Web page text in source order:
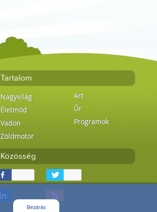
Bezárás
Tartalom
Nagyvilág
Életmód
Vadon
Zöldmotor
Art
Űr
Programok
Közösség